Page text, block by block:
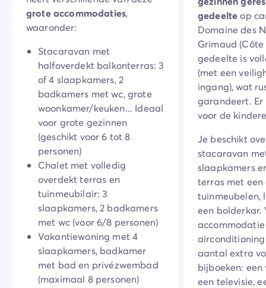
Camping Beieren
Camping Rijnland-Palts
Camping Oostenrijk
Camping Stiermarken
Camping Slovenië
Camping Zwitserland
Camping Luxemburg
Vakantiethema's
Per thema
3-sterrencampings
4-sterrencamping
5 sterren campings
Camping aan een rivier
Camping dicht bij een beroemde stad
Camping direct aan zee
Camping en fietsen met het gezin
Camping met ANWB-etiket
Camping met hond
Camping met kinderclub
Camping met overdekt zwembad
grote accommodaties,
waaronder:
Stacaravan met
halfoverdekt balkonterras: 3
of 4 slaapkamers, 2
badkamers met wc, grote
woonkamer/keuken... Ideaal
voor grote gezinnen
(geschikt voor 6 tot 8
personen)
Chalet met volledig
overdekt terras en
tuinmeubilair: 3
slaapkamers, 2 badkamers
met wc (voor 6/8 personen)
Vakantiewoning met 4
slaapkamers, badkamer
met bad en privézwembad
(maximaal 8 personen)
gedeelteop
Domaine des
Grimaud
gedeelte is
(met een
ingang), wat
garandeert. Er
voor de
Je beschikt
stacaravan
slaapkamers
terras met
tuinmeubelen,
een bolderkar.
aantal extra
bijboeken: een
een televisie,